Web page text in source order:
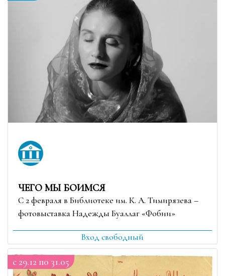
ЧЕГО МЫ БОИМСЯ
С 2 февраля в Библиотеке им. К. А. Тимирязева –
фотовыставка Надежды Буаллаг «Фобии»
Вход свободный
c 29.12 по 31.05